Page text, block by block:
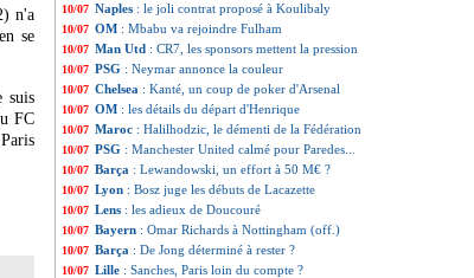
n'a
se
suis
FC
10/07 Naples : le joli contrat proposé à Koulibaly
10/07 OM : Mbabu va rejoindre Fulham
10/07 Man Utd : CR7, les sponsors mettent la pression
10/07 PSG : Neymar annonce la couleur
10/07 Chelsea : Kanté, un coup de poker d'Arsenal
10/07 OM : les détails du départ d'Henrique
10/07 Maroc : Halilhodzic, le démenti de la Fédération
10/07 PSG : Manchester United calmé pour Paredes...
10/07 Barça : Lewandowski, un effort à 50 M€ ?
10/07 Lyon : Bosz juge les débuts de Lacazette
10/07 Lens : les adieux de Doucouré
10/07 Bayern : Omar Richards à Nottingham (off.)
10/07 Barça : De Jong déterminé à rester ?
10/07 Lille : Sanches, Paris loin du compte ?